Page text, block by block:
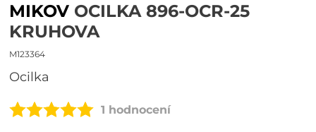
MIKOV OCILKA 896-OCR-25
KRUHOVA
M123364
ocilka
1 hodnocení